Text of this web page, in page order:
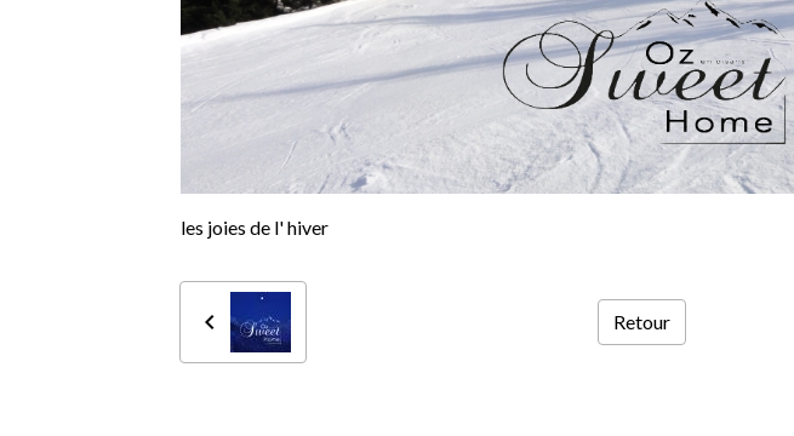
les joies de l' hiver
Retour